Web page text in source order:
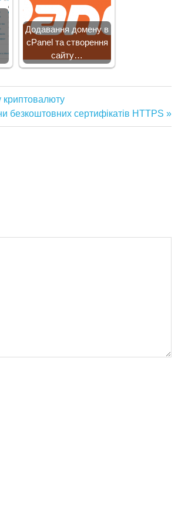
Додавання домену в
cPanel та створення
сайту…
криптовалюту
безкоштовних сертифікатів HTTPS